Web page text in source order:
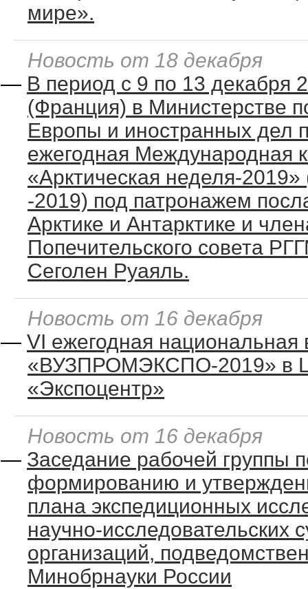
мире».
Новость от 18 декабря
— В период с 9 по 13 декабря
(Франция) в Министерстве
Европы и иностранных дел
ежегодная Международная
«Арктическая неделя-2019»
-2019) под патронажем
Арктике и Антарктике и
Попечительского совета
Сеголен Руаяль.
Новость от 16 декабря
— VI ежегодная национальная
«ВУЗПРОМЭКСПО-2019» в
«Экспоцентр»
Новость от 16 декабря
— Заседание рабочей группы
формированию и
плана экспедиционных
научно-исследовательских
организаций,
Минобрнауки России